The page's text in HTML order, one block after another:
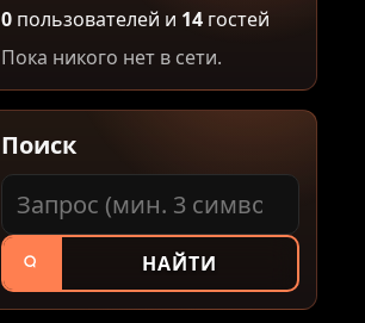
0пользователей и 14гостей
Пока никого нет в сети.
Поиск
НАЙТИ